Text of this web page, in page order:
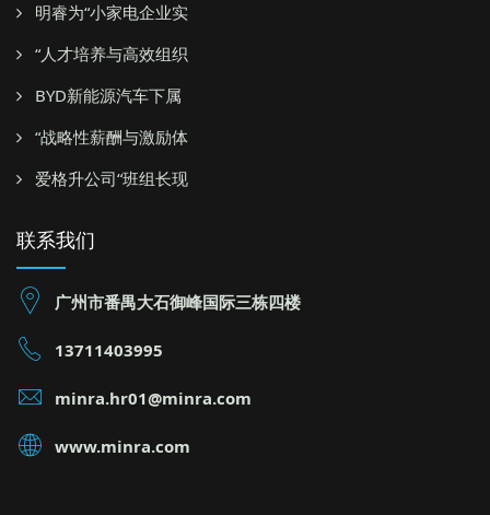
明睿为“小家电企业实
“人才培养与高效组织
BYD新能源汽车下属
“战略性薪酬与激励体
爱格升公司“班组长现
联系我们
广州市番禺大石御峰国际三栋四楼
13711403995
minra.hr01@minra.com
www.minra.com